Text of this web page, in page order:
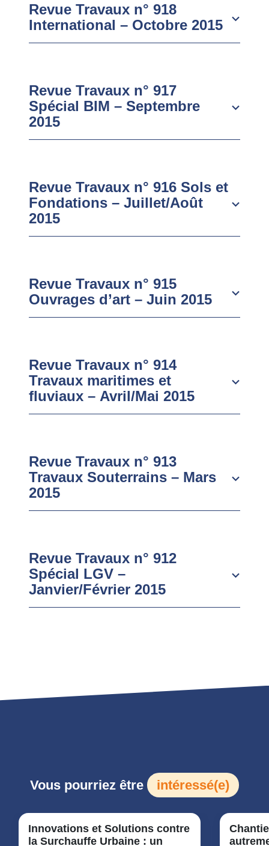
Revue Travaux n° 918
International – Octobre 2015
Revue Travaux n° 917
Spécial BIM – Septembre
2015
Revue Travaux n° 916 Sols et
Fondations – Juillet/Août
2015
Revue Travaux n° 915
Ouvrages d’art – Juin 2015
Revue Travaux n° 914
Travaux maritimes et
fluviaux – Avril/Mai 2015
Revue Travaux n° 913
Travaux Souterrains – Mars
2015
Revue Travaux n° 912
Spécial LGV –
Janvier/Février 2015
Vous pourriez être intéressé(e)
Innovations et Solutions contre
la Surchauffe Urbaine : un